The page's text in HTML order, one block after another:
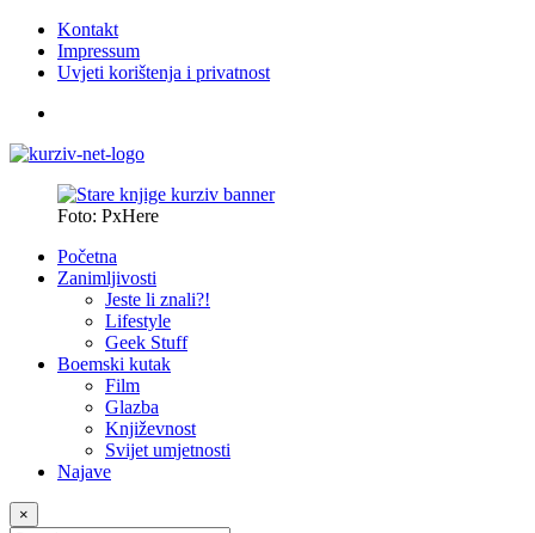
Kontakt
Impressum
Uvjeti korištenja i privatnost
Foto: PxHere
Početna
Zanimljivosti
Jeste li znali?!
Lifestyle
Geek Stuff
Boemski kutak
Film
Glazba
Književnost
Svijet umjetnosti
Najave
×